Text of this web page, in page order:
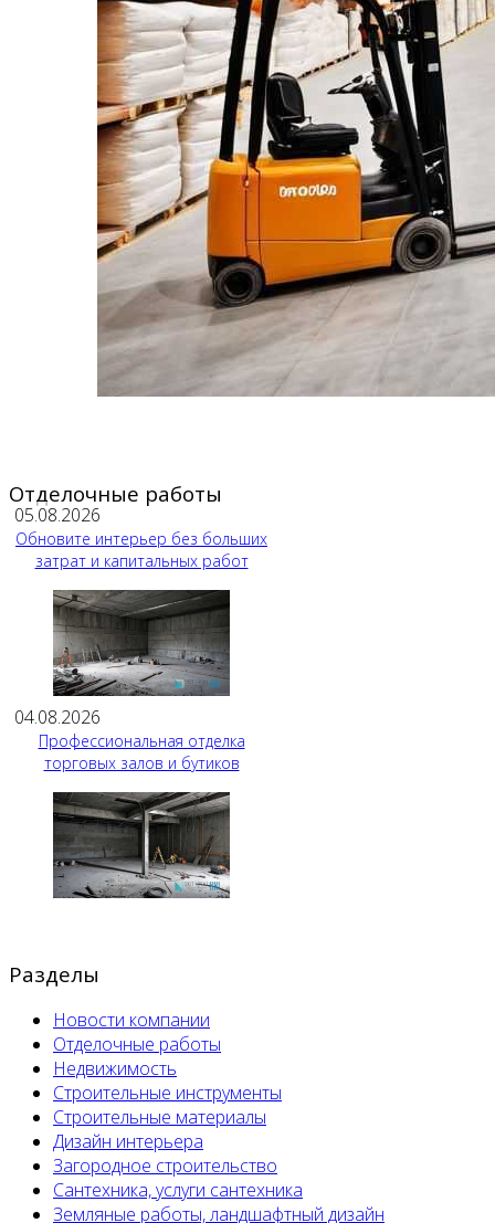
Отделочные работы
05.08.2026
Обновите интерьер без больших
затрат и капитальных работ
04.08.2026
Профессиональная отделка
торговых залов и бутиков
Разделы
Новости компании
Отделочные работы
Недвижимость
Строительные инструменты
Строительные материалы
Дизайн интерьера
Загородное строительство
Сантехника, услуги сантехника
Земляные работы, ландшафтный дизайн